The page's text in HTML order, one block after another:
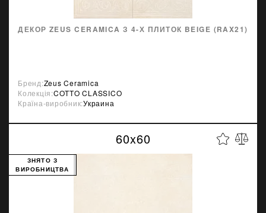
ДЕКОР ZEUS CERAMICA З 4-Х ПЛИТОК BEIGE (RAX21)
Бренд:Zeus Ceramica
Колекція:COTTO CLASSICO
Країна-виробник:Украина
60x60
ЗНЯТО З
ВИРОБНИЦТВА